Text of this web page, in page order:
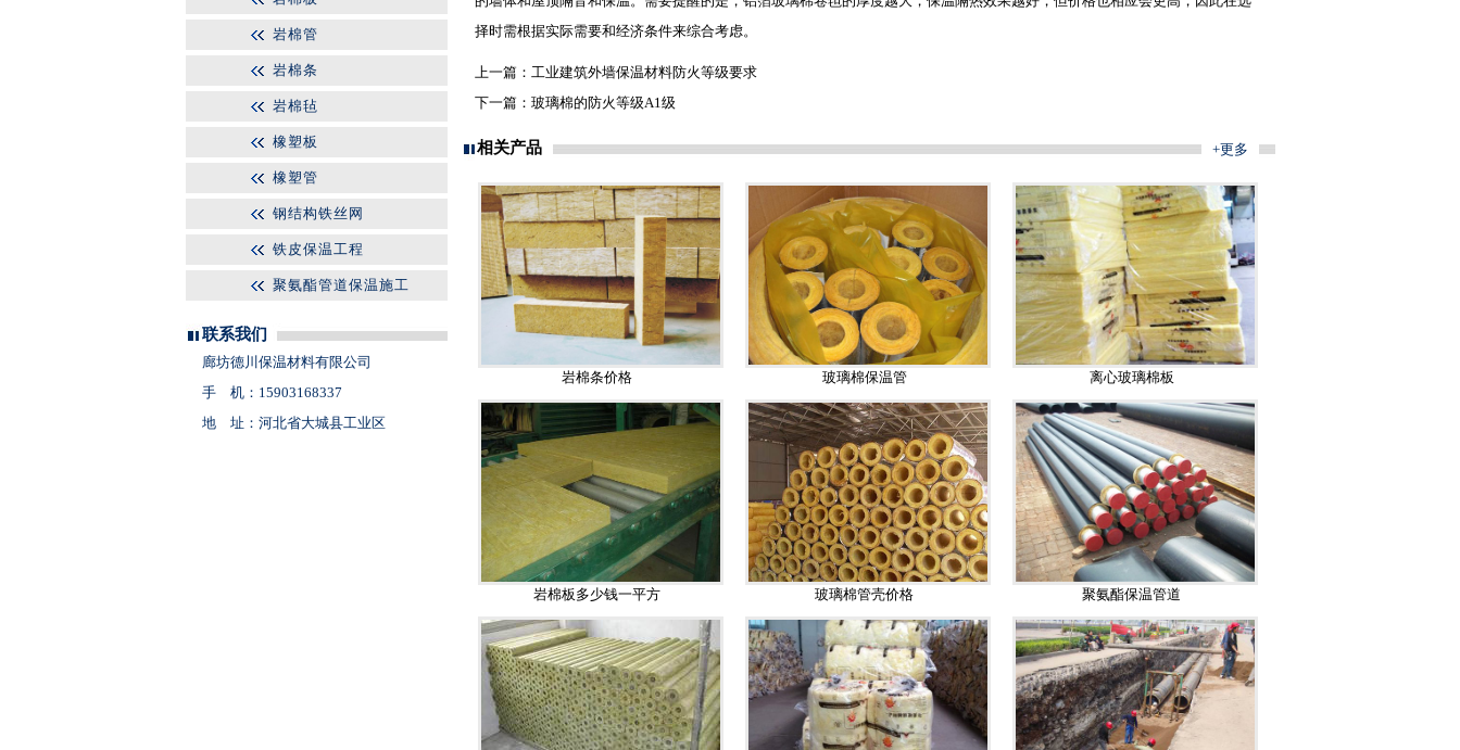
岩棉管
岩棉条
岩棉毡
橡塑板
橡塑管
钢结构铁丝网
铁皮保温工程
聚氨酯管道保温施工
联系我们
廊坊德川保温材料有限公司
手 机：15903168337
地 址：河北省大城县工业区
择时需根据实际需要和经济条件来综合考虑。
上一篇： 工业建筑外墙保温材料防火等级要求
下一篇： 玻璃棉的防火等级A1级
相关产品 +更多
岩棉条价格 玻璃棉保温管 离心玻璃棉板
岩棉板多少钱一平方 玻璃棉管壳价格 聚氨酯保温管道